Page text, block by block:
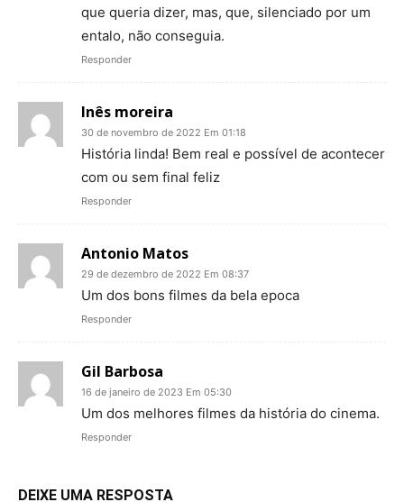
que queria dizer, mas, que, silenciado por um
entalo, não conseguia.
Responder
Inês moreira
30 de novembro de 2022 Em 01:18
História linda! Bem real e possível de acontecer
com ou sem final feliz
Responder
Antonio Matos
29 de dezembro de 2022 Em 08:37
Um dos bons filmes da bela epoca
Responder
Gil Barbosa
16 de janeiro de 2023 Em 05:30
Um dos melhores filmes da história do cinema.
Responder
DEIXE UMA RESPOSTA